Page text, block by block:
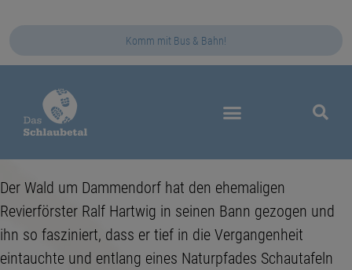
Komm mit Bus & Bahn!
Der Wald um Dammendorf hat den ehemaligen
Revierförster Ralf Hartwig in seinen Bann gezogen und
ihn so fasziniert, dass er tief in die Vergangenheit
eintauchte und entlang eines Naturpfades Schautafeln